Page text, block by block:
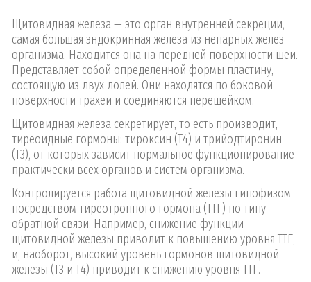
Щитовидная железа — это орган внутренней секреции,
самая большая эндокринная железа из непарных желез
организма. Находится она на передней поверхности шеи.
Представляет собой определенной формы пластину,
состоящую из двух долей. Они находятся по боковой
поверхности трахеи и соединяются перешейком.
Щитовидная железа секретирует, то есть производит,
тиреоидные гормоны: тироксин (Т4) и трийодтиронин
(Т3), от которых зависит нормальное функционирование
практически всех органов и систем организма.
Контролируется работа щитовидной железы гипофизом
посредством тиреотропного гормона (ТТГ) по типу
обратной связи. Например, снижение функции
щитовидной железы приводит к повышению уровня ТТГ,
и, наоборот, высокий уровень гормонов щитовидной
железы (Т3 и Т4) приводит к снижению уровня ТТГ.